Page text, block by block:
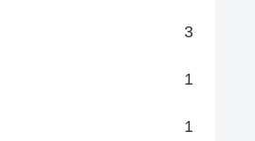
3
1
1